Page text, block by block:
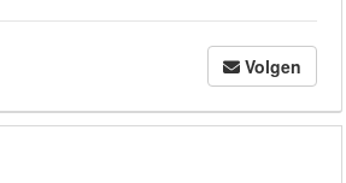
Volgen